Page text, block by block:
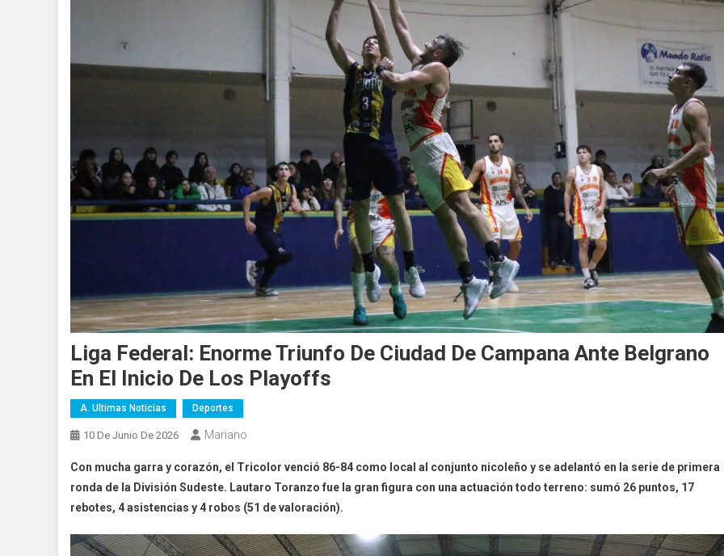
Liga Federal: Enorme Triunfo De Ciudad De Campana Ante Belgrano
En El Inicio De Los Playoffs
A. Ultimas Noticias Deportes
10 De Junio De 2026 Mariano
Con mucha garra y corazón, el Tricolor venció 86-84 como local al conjunto nicoleño y se adelantó en la serie de primera
ronda de la División Sudeste. Lautaro Toranzo fue la gran figura con una actuación todo terreno: sumó 26 puntos, 17
rebotes, 4 asistencias y 4 robos (51 de valoración).